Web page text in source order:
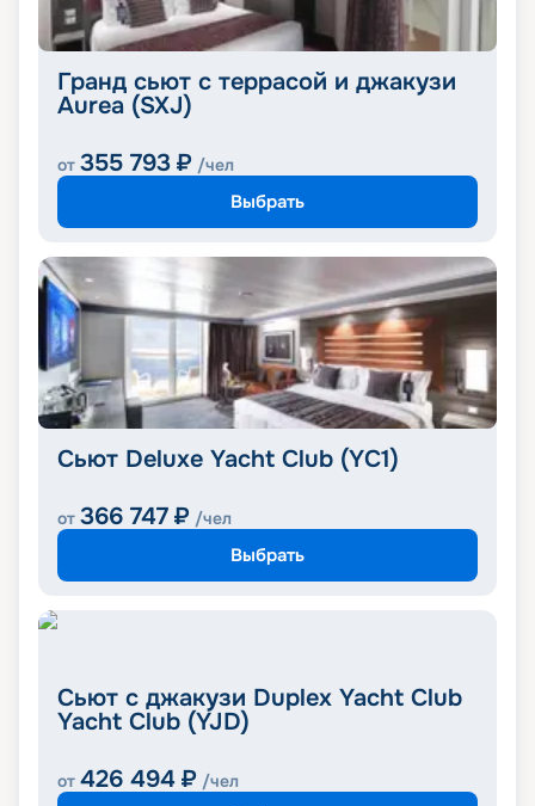
Гранд сьют с террасой и джакузи
Aurea (SXJ)
от 355 793 ₽ /чел
Выбрать
Сьют Deluxe Yacht Club (YC1)
от 366 747 ₽ /чел
Выбрать
Сьют с джакузи Duplex Yacht Club
Yacht Club (YJD)
от 426 494 ₽ /чел